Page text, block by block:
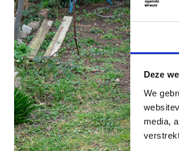
Deze
We
media,